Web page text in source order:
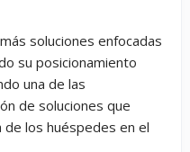
soluciones enfocadas
su posicionamiento
una de las
de soluciones que
de los huéspedes en el